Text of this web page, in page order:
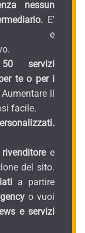
nessun
E'
e
servizi
te o per i
Aumentare il
facile.
e
del sito.
a partire
o vuoi
e servizi